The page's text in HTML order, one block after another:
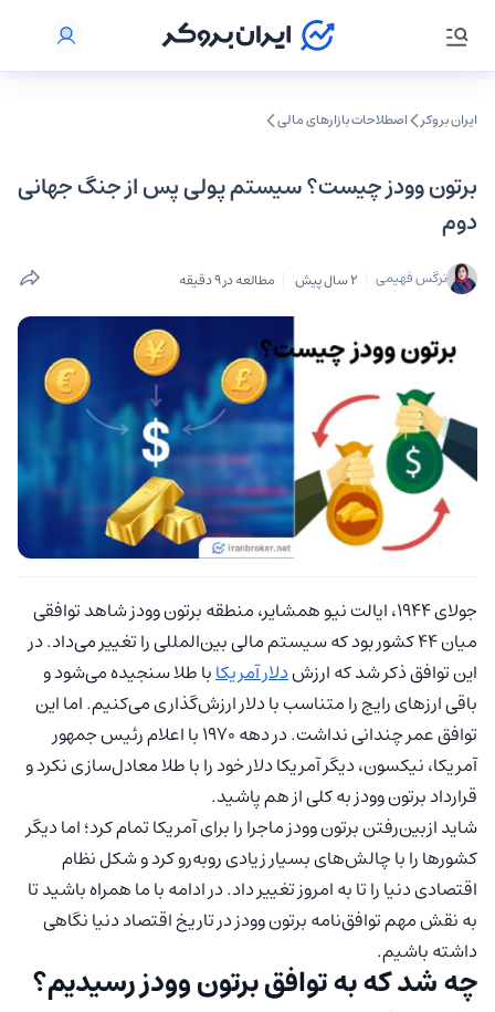
ایران بروکر اصطلاحات بازارهای مالی
برتون وودز چیست؟ سیستم پولی پس از جنگ جهانی
دوم
نرگس فهیمی 2 سال پیش مطالعه در 9 دقیقه
جولای ۱۹۴۴، ایالت نیو همشایر، منطقه برتون وودز شاهد توافقی
میان ۴۴ کشور بود که سیستم مالی بین‌المللی را تغییر می‌داد. در
این توافق ذکر شد که ارزشدلار آمریکابا طلا سنجیده می‌شود و
باقی ارزهای رایج را متناسب با دلار ارزش‌گذاری می‌کنیم. اما این
توافق عمر چندانی نداشت. در دهه ۱۹۷۰ با اعلام رئیس جمهور
آمریکا، نیکسون، دیگر آمریکا دلار خود را با طلا معادل‌سازی نکرد و
قرارداد برتون وودز به کلی از هم پاشید.
شاید ازبین‌رفتن برتون وودز ماجرا را برای آمریکا تمام کرد؛ اما دیگر
کشورها را با چالش‌های بسیار زیادی روبه‌رو کرد و شکل نظام
اقتصادی دنیا را تا به امروز تغییر داد. در ادامه با ما همراه باشید تا
به نقش مهم توافق‌نامه برتون وودز در تاریخ اقتصاد دنیا نگاهی
داشته باشیم.
چه شد که به توافق برتون وودز رسیدیم؟